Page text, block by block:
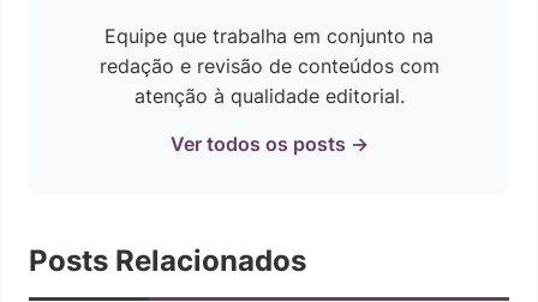
Equipe que trabalha em conjunto na
redação e revisão de conteúdos com
atenção à qualidade editorial.
Ver todos os posts →
Posts Relacionados